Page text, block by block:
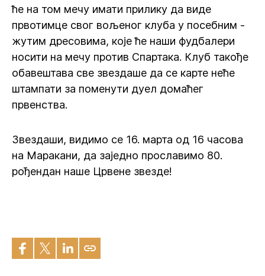
ће на том мечу имати прилику да виде
првотимце свог вољеног клуба у посебним -
жутим дресовима, које ће наши фудбалери
носити на мечу против Спартака. Клуб такође
обавештава све звездаше да се карте неће
штампати за поменути дуел домаћег
првенства.
Звездаши, видимо се 16. марта од 16 часова
на Маракани, да заједно прославимо 80.
рођендан наше Црвене звезде!